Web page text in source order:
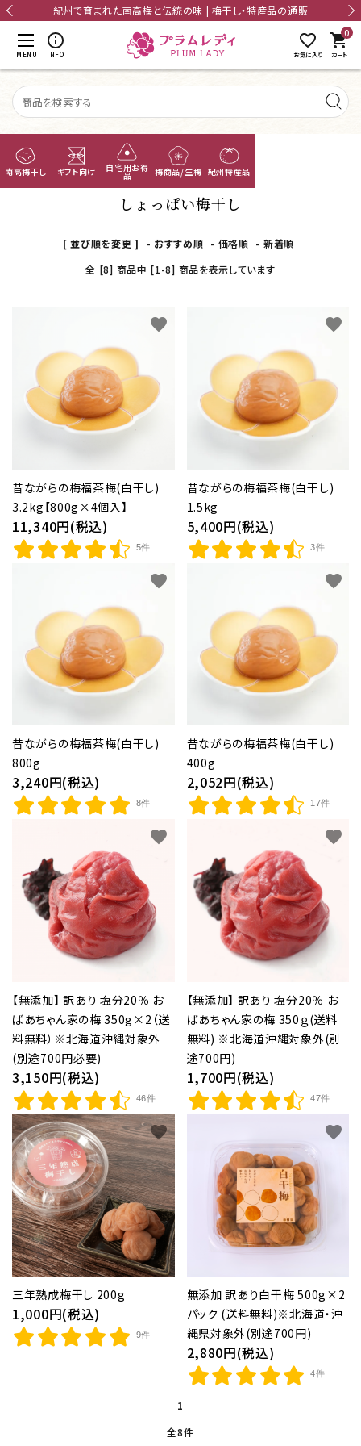
card_giftcard 送料無料 20,000円以上のお買上げで送料無料
MENU INFO お気に入り
0
shopping_cart
カート
無添加梅干し
あまちゃづる
国産干し梅
南高梅干し ギフト向け 自宅用お得
品 梅商品/生梅 紀州特産品
ACCOUNT MENU
ようこそ ゲスト 様
紀州南高梅干し
種無し干し梅(国産)
梅酒
生梅(果実の梅)
ギフト
つぶれ梅・ご自宅用
和歌山産みかん
紀州備長炭
よみもの
お客様ガイド
ご利用ガイド
特定商取引法について
お問い合わせ
TOP 塩分濃度・味 しょっぱい梅干し
しょっぱい梅干し
[ 並び順を変更 ] - おすすめ順 - 価格順 - 新着順
全 [8] 商品中 [1-8] 商品を表示しています
昔ながらの梅福茶梅(白干し)
3.2kg【800g×4個入】
11,340円(税込)
5件
favorite
昔ながらの梅福茶梅(白干し)
1.5kg
5,400円(税込)
3件
favorite
昔ながらの梅福茶梅(白干し)
800g
3,240円(税込)
8件
favorite
昔ながらの梅福茶梅(白干し)
400g
2,052円(税込)
17件
favorite
【無添加】 訳あり 塩分20％ お
ばあちゃん家の梅 350g×2（送
料無料）※北海道沖縄対象外
(別途700円必要)
3,150円(税込)
46件
favorite
【無添加】 訳あり 塩分20％ お
ばあちゃん家の梅 350ｇ(送料
無料) ※北海道沖縄対象外(別
途700円)
1,700円(税込)
47件
favorite
三年熟成梅干し 200g
1,000円(税込)
9件
favorite
無添加 訳あり白干梅 500g×2
パック (送料無料)※北海道・沖
縄県対象外(別途700円)
2,880円(税込)
4件
favorite
1
全8件